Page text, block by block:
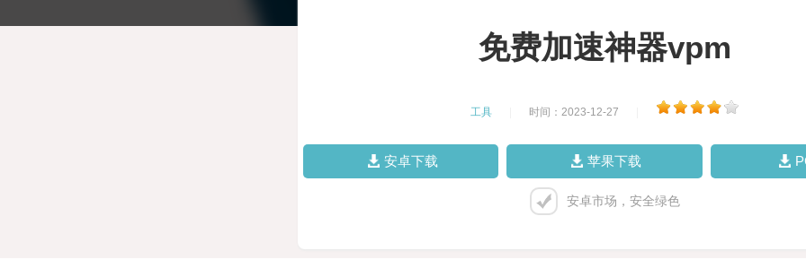
免费加速神器vpm
工具 时间：2023-12-27
安卓下载 苹果下载
安卓市场，安全绿色